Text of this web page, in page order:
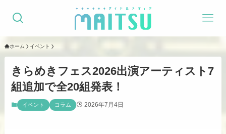
ホーム イベント
きらめきフェス2026出演アーティスト7
組追加で全20組発表！
イベント コラム 2026年7月4日